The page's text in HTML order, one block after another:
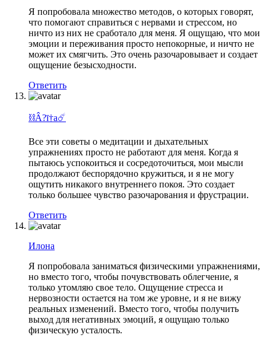
Я попробовала множество методов, о которых говорят,
что помогают справиться с нервами и стрессом, но
ничто из них не сработало для меня. Я ощущаю, что мои
эмоции и переживания просто непокорные, и ничто не
может их смягчить. Это очень разочаровывает и создает
ощущение безысходности.
Ответить
⛓Â?ī†a☄
Все эти советы о медитации и дыхательных
упражнениях просто не работают для меня. Когда я
пытаюсь успокоиться и сосредоточиться, мои мысли
продолжают беспорядочно кружиться, и я не могу
ощутить никакого внутреннего покоя. Это создает
только большее чувство разочарования и фрустрации.
Ответить
Илона
Я попробовала заниматься физическими упражнениями,
но вместо того, чтобы почувствовать облегчение, я
только утомляю свое тело. Ощущение стресса и
нервозности остается на том же уровне, и я не вижу
реальных изменений. Вместо того, чтобы получить
выход для негативных эмоций, я ощущаю только
физическую усталость.